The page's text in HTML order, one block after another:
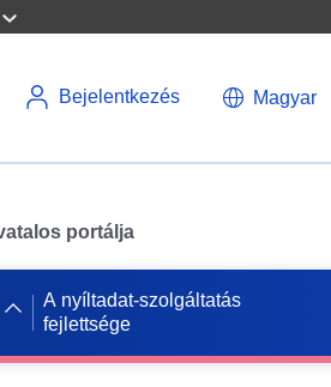
Bejelentkezés Magyar
portálja
A nyíltadat-szolgáltatás
fejlettsége